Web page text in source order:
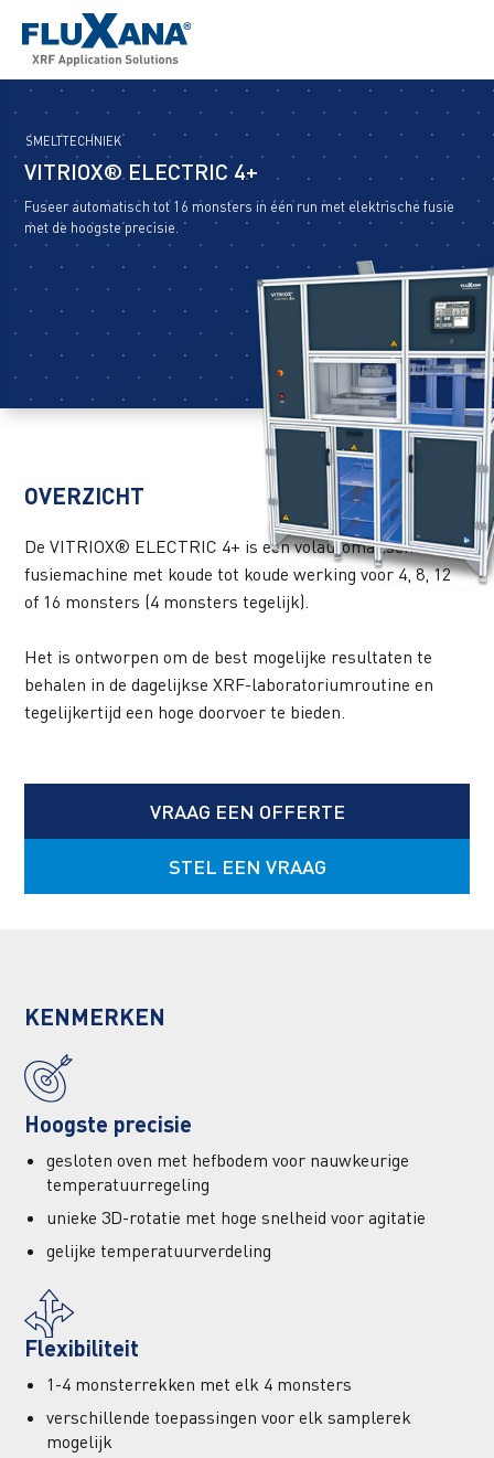
SMELTTECHNIEK
VITRIOX® ELECTRIC 4+
Fuseer automatisch tot 16 monsters in één run met elektrische fusie
met de hoogste precisie.
OVERZICHT
De VITRIOX® ELECTRIC 4+ is een volautomatische
fusiemachine met koude tot koude werking voor 4, 8, 12
of 16 monsters (4 monsters tegelijk).
Het is ontworpen om de best mogelijke resultaten te
behalen in de dagelijkse XRF-laboratoriumroutine en
tegelijkertijd een hoge doorvoer te bieden.
VRAAG EEN OFFERTE
STEL EEN VRAAG
KENMERKEN
Hoogste precisie
gesloten oven met hefbodem voor nauwkeurige
temperatuurregeling
unieke 3D-rotatie met hoge snelheid voor agitatie
gelijke temperatuurverdeling
Flexibiliteit
1-4 monsterrekken met elk 4 monsters
verschillende toepassingen voor elk samplerek
mogelijk